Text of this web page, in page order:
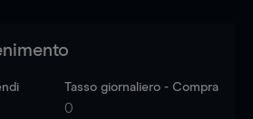
Tasso giornaliero - Compra
0